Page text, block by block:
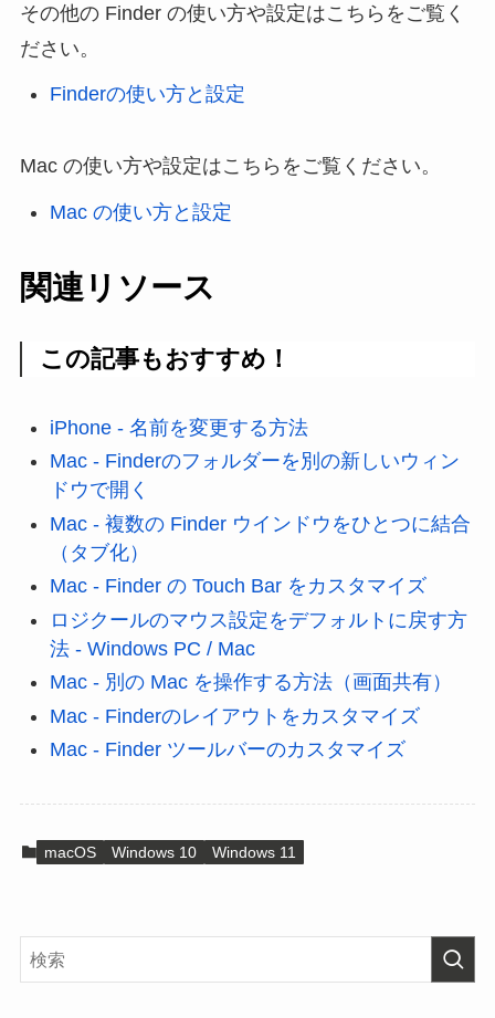
その他の Finder の使い方や設定はこちらをご覧く
ださい。
Finderの使い方と設定
Mac の使い方や設定はこちらをご覧ください。
Mac の使い方と設定
関連リソース
この記事もおすすめ！
iPhone - 名前を変更する方法
Mac - Finderのフォルダーを別の新しいウィン
ドウで開く
Mac - 複数の Finder ウインドウをひとつに結合
（タブ化）
Mac - Finder の Touch Bar をカスタマイズ
ロジクールのマウス設定をデフォルトに戻す方
法 - Windows PC / Mac
Mac - 別の Mac を操作する方法（画面共有）
Mac - Finderのレイアウトをカスタマイズ
Mac - Finder ツールバーのカスタマイズ
macOS Windows 10 Windows 11